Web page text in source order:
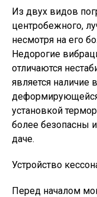
Из двух видов
центробежного,
несмотря на его
Недорогие
отличаются
является наличие
установкой
более безопасны
даче.
Устройство
Перед началом